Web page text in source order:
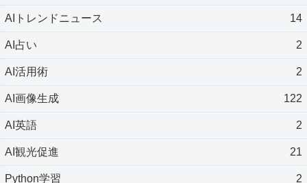
AIトレンドニュース 14
AI占い 2
AI活用術 2
AI画像生成 122
AI英語 2
AI観光促進 21
Python学習 2